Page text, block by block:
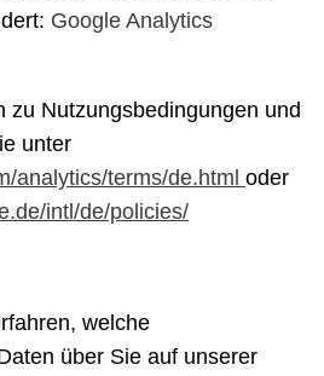
Google Analytics
zu Nutzungsbedingungen und
unter
analytics/terms/de.html oder
intl/de/policies/
welche
über Sie auf unserer